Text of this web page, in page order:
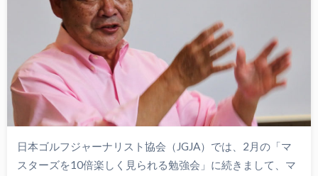
日本ゴルフジャーナリスト協会（JGJA）では、2月の「マ
スターズを10倍楽しく見られる勉強会」に続きまして、マ